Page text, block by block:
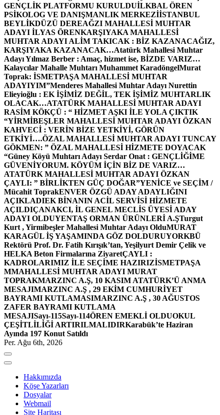
GENÇLİK PLATFORMU KURULDUİLKBAL ÖREN
PSİKOLOG VE DANIŞMANLIK MERKEZİİSTANBUL
BEYLİKDÜZÜ DEREAĞZI MAHALLESİ MUHTAR
ADAYI İLYAS ÖRENKARŞIYAKA MAHALLESİ
MUHTAR ADAYI ALİM TAKICAK : BİZ KAZANACAĞIZ,
KARŞIYAKA KAZANACAK…Atatürk Mahallesi Muhtar
Adayı Yılmaz Berber : Amaç, hizmet ise, BİZDE VARIZ…
Kalaycılar Mahalle Muhtarı Muhammet KaradöngelMurat
Toprak: İSMETPAŞA MAHALLESİ MUHTAR
ADAYIYIM”Menderes Mahallesi Muhtar Adayı Nurettin
Elieyioğlu : EK İŞİMİZ DEĞİL, TEK İŞİMİZ MUHTARLIK
OLACAK…ATATÜRK MAHALLESİ MUHTAR ADAYI
RASİM KÖKÇÜ : “ HİZMET AŞKI İLE YOLA ÇIKTIK
“YİRMİBEŞLER MAHALLESİ MUHTAR ADAYI ÖZKAN
KAHVECİ : VERİN BİZE YETKİYİ, GÖRÜN
ETKİYİ….ÖZAL MAHALLESİ MUHTAR ADAYI TUNCAY
GÖKMEN: ” ÖZAL MAHALLESİ HİZMETE DOYACAK
“Güney Köyü Muhtarı Adayı Serdar Onat : GENÇLİĞİME
GÜVENİYORUM. KÖYÜM İÇİN BİZ DE VARIZ…
ATATÜRK MAHALLESİ MUHTAR ADAYI ÖZKAN
ÇAYLI: ” BİRLİKTEN GÜÇ DOĞAR”YENİCE ve SEÇİM /
Mücahit ToprakENVER ÖZGÜ ADAY ADAYLIĞINI
AÇIKLADIEK BİNANIN ACİL SERVİSİ HİZMETE
AÇILDIÇANAKCI, İL GENEL MECLİS ÜYESİ ADAY
ADAYI OLDUYENTAŞ ORMAN ÜRÜNLERİ A.ŞTurgut
Kurt , Yirmibeşler Mahallesi Muhtar Adayı OlduMURAT
KARAGÜL İŞ YAŞAMINDA GÖZ DOLDURUYORKBÜ
Rektörü Prof. Dr. Fatih Kırışık’tan, Yeşilyurt Demir Çelik ve
HELKA Beton Firmalarına ZiyaretÇAYLI :
KADROLARIMIZ İLE SEÇİME HAZIRIZİSMETPAŞA
MMAHALLESİ MUHTAR ADAYI MURAT
TOPRAKMARZINC A.Ş, 10 KASIM ATATÜRK’Ü ANMA
MESAJIMARZINC A.Ş , 29 EKİM CUMHURİYET
BAYRAMI KUTLAMASIMARZINC A.Ş , 30 AĞUSTOS
ZAFER BAYRAMI KUTLAMA
MESAJISayı-115Sayı-114ÖREN EMEKLİ OLDUOKUL
ÇEŞİTLİLİĞİ ARTIRILMALIDIRKarabük’te Haziran
Ayında 197 Konut Satıldı
Per. Ağu 6th, 2026
Hakkımızda
Köşe Yazarları
Dosyalar
Webmail
Site Haritası